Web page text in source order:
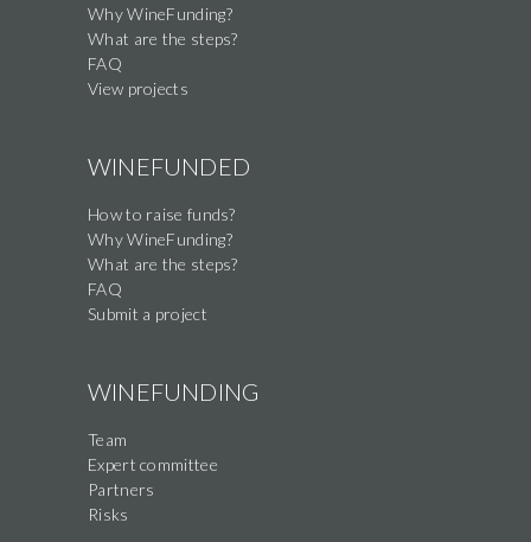
Why WineFunding?
What are the steps?
FAQ
View projects
WINEFUNDED
How to raise funds?
Why WineFunding?
What are the steps?
FAQ
Submit a project
WINEFUNDING
Team
Expert committee
Partners
Risks